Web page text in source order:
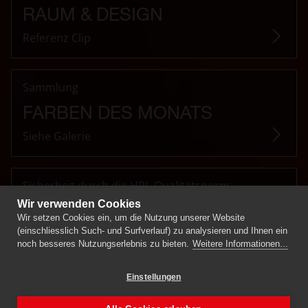
Wir verwenden Cookies
Wir setzen Cookies ein, um die Nutzung unserer Website
(einschliesslich Such- und Surfverlauf) zu analysieren und Ihnen ein
noch besseres Nutzungserlebnis zu bieten. Weitere Informationen...
Einstellungen
RAUM & DESIGN
Referenz Clip
Sammlung
FARBEN DES MONATS
Siehe Galerie
Sicherheit durch die HPL-Qualitätsnorm
SN EN 438